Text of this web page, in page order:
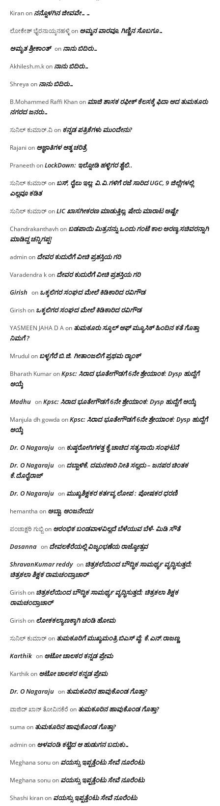
Kiranon ನನ್ನೊಳಗಿನ ಜೀವವೇ……
ಲೋಕೇಶ್ ಭೈರನಾಯ್ಕನಹಳ್ಳಿon ಅಮ್ಮನ ವಾರವೂ, ಗಿಣ್ಣಿನ ಸೊಬಗೂ…
ಅಮೃತ ಶ್ರೀಕಾಂತ್ on ನಾನು ಬಿದಿರು…
Akhilesh.m.kon ನಾನು ಬಿದಿರು…
Shreya on ನಾನು ಬಿದಿರು…
B.Mohammed Raffi Khanon ಮಾಜಿ ಶಾಸಕ ರಫೀಕ್ ಕೆಲಸಕ್ಕೆ ಫಿದಾ ಆದ ತುಮಕೂರು
ನಗರದ ಜನರು…
ಸುನಿಲ್ ಕುಮಾರ್.ವಿon ಕನ್ನಡ ಪತ್ರಿಕೆಗಳು ಮುಂದೇನು?
Rajani on ಅಜ್ಞಾತಿಗಳ ಆತ್ಮ ಚರಿತ್ರೆ
PraneethonLockDown: ಇಲ್ನೋಡಿ ಹಳ್ಳಿಗರ ಶೈಲಿ..
ಸುನಿಲ್ ಕುಮಾರ್on ಬಸ್, ರೈಲು ಇಲ್ಲ; ವಿ.ವಿ.ಗಳಿಗೆ ರಜೆ ಸಾರಿದ UGC, 9 ಜಿಲ್ಲೆಗಳಲ್ಲಿ
ಎಲ್ಲವೂ ಕಡಿತ
ಸುನಿಲ್ ಕುಮಾರ್onLIC ಖಾಸಗೀಕರಣ ಮಾಡುತ್ತಿಲ್ಲ, ಷೇರು ಮಾರಾಟ ಅಷ್ಟೇ
Chandrakanthavhon ಬಡಪಾಯಿ ಮಿತ್ರನನ್ನು ಒಂದು ಗಂಟೆ ಕಾಲ ಅರಣ್ಯ ಸಚಿವರನ್ನಾಗಿ
ಮಾಡಿದ್ದ ಚನ್ನಿಗಪ್ಪ!
adminon ದೇವರ ಕುದುರೆಗೆ ವೀಚಿ ಪ್ರಶಸ್ತಿಯ ಗರಿ
Varadendra kon ದೇವರ ಕುದುರೆಗೆ ವೀಚಿ ಪ್ರಶಸ್ತಿಯ ಗರಿ
Girish on ಒಕ್ಕಲಿಗರ ಸಂಘದ ಮೇಲೆ ಕಿಡಿಕಾರಿದ ರವಿಗೌಡ
Girishon ಒಕ್ಕಲಿಗರ ಸಂಘದ ಮೇಲೆ ಕಿಡಿಕಾರಿದ ರವಿಗೌಡ
YASMEEN JAHA D Aon ತುಮಕೂರು ಸ್ಕೂಲ್ ಆಫ್ ಮ್ಯೂಸಿಕ್ ಹಿಂದಿನ ಕತೆ ಗೊತ್ತಾ
ನಿಮಗೆ ?
Mrudul on ಬಳ್ಳಗೆರೆ ಬಿ.ಜಿ. ಗೀತಾಂಜಲಿಗೆ ಪ್ರಥಮ ರ‌್ಯಾಂಕ್
Bharath KumaronKpsc: ಸಿರಾದ ಭೂತೇಗೌಡಗೆ 6ನೇ ಶ್ರೇಯಾಂಕ: Dysp ಹುದ್ದೆಗೆ
ಆಯ್ಕೆ
Madhu onKpsc: ಸಿರಾದ ಭೂತೇಗೌಡಗೆ 6ನೇ ಶ್ರೇಯಾಂಕ: Dysp ಹುದ್ದೆಗೆ ಆಯ್ಕೆ
Manjula dh gowda onKpsc: ಸಿರಾದ ಭೂತೇಗೌಡಗೆ 6ನೇ ಶ್ರೇಯಾಂಕ: Dysp ಹುದ್ದೆಗೆ
ಆಯ್ಕೆ
Dr. O Nagaraju on ಕುಷ್ಠರೋಗಿಗಳತ್ತ ಕೈ ಚಾಚಿದ ಸತ್ಯಸಾಯಿ ಸಂಘಟನೆ
Dr. O Nagaraju on ದಬ್ಬಾಳಿಕೆ, ದಮನಕಾರಿ ನೀತಿ ಸಲ್ಲದು – ಜನಪರ ಚಿಂತಕ
ಕೆ.ದೊರೈರಾಜ್
Dr. O Nagaraju on ಮುಖ್ಯಶಿಕ್ಷಕರ ಕರ್ತವ್ಯ ಲೋಪ : ಪೋಷಕರ ಧರಣಿ
hemantha on ಅಬ್ಬಾ, ಆಂಜನೇಯ!
ಪಂಚಾಕ್ಷರಿ ಗುಬ್ಬಿon ಆರಂಭಿಕ ಬಂಡವಾಳವಿಲ್ಲದೆ ಬೆಳೆಯುವ ಬೆಳೆ- ಮಿಡಿ ಸೌತೆ
Dasanna on ದೇವಲಕೆರೆಯಲ್ಲಿ ವಿಜೃಂಭಣೆಯ ರಾಜ್ಯೋತ್ಸವ
ShravanKumar reddy on ಚಿತ್ರಕಲೆಯಿಂದ ಬೌದ್ಧಿಕ ಸಾಮರ್ಥ್ಯ ವೃದ್ಧಿಸುತ್ತದೆ;
ಚಿತ್ರಕಲಾ ಶಿಕ್ಷಕ ರಾಮಚಂದ್ರಾಚಾರ್
Girishon ಚಿತ್ರಕಲೆಯಿಂದ ಬೌದ್ಧಿಕ ಸಾಮರ್ಥ್ಯ ವೃದ್ಧಿಸುತ್ತದೆ; ಚಿತ್ರಕಲಾ ಶಿಕ್ಷಕ
ರಾಮಚಂದ್ರಾಚಾರ್
Girishon ಲೋಕಕಲ್ಯಾಣಕ್ಕಾಗಿ ಚಂಡಿ ಹೋಮ
ಸುನಿಲ್ ಕುಮಾರ್on ತುಮಕೂರಿಗೆ ಮುಖ್ಯಮಂತ್ರಿ ಬಿಎಸ್ ವೈ: ಕೆ.ಎನ್.ರಾಜಣ್ಣ
Karthik on ಆಟೋ ಚಾಲಕರ ಕನ್ನಡ ಪ್ರೇಮ
Karthikon ಆಟೋ ಚಾಲಕರ ಕನ್ನಡ ಪ್ರೇಮ
Dr. O Nagaraju on ತುಮಕೂರಿನ ಹಾವುಕೊಂಡ ಗೊತ್ತಾ?
ವಾಜಿದ್ ಖಾನ್ ತೋವಿನಕೆರೆ on ತುಮಕೂರಿನ ಹಾವುಕೊಂಡ ಗೊತ್ತಾ?
suma on ತುಮಕೂರಿನ ಹಾವುಕೊಂಡ ಗೊತ್ತಾ?
adminon ಅಳವಂಡಿ ಕಟ್ಟಿದ ಆ ಹುಡುಗನ ಬದುಕು…
Meghana sonuon ವಯಸ್ಸು ಇಪ್ಪತ್ತೆಂಟು ಸೇವೆ ನೂರೆಂಟು
Meghana sonuon ವಯಸ್ಸು ಇಪ್ಪತ್ತೆಂಟು ಸೇವೆ ನೂರೆಂಟು
Shashi kiranon ವಯಸ್ಸು ಇಪ್ಪತ್ತೆಂಟು ಸೇವೆ ನೂರೆಂಟು